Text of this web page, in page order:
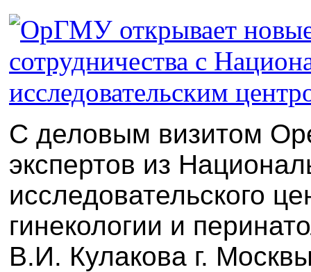
С деловым визитом
экспертов из
исследовательского
гинекологии и
В.И. Кулакова г.